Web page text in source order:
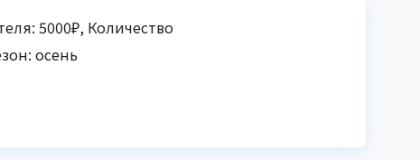
5000₽, Количество
осень